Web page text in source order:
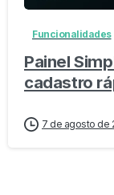
Funcionalidades
Painel
cadastro
7 de agosto de